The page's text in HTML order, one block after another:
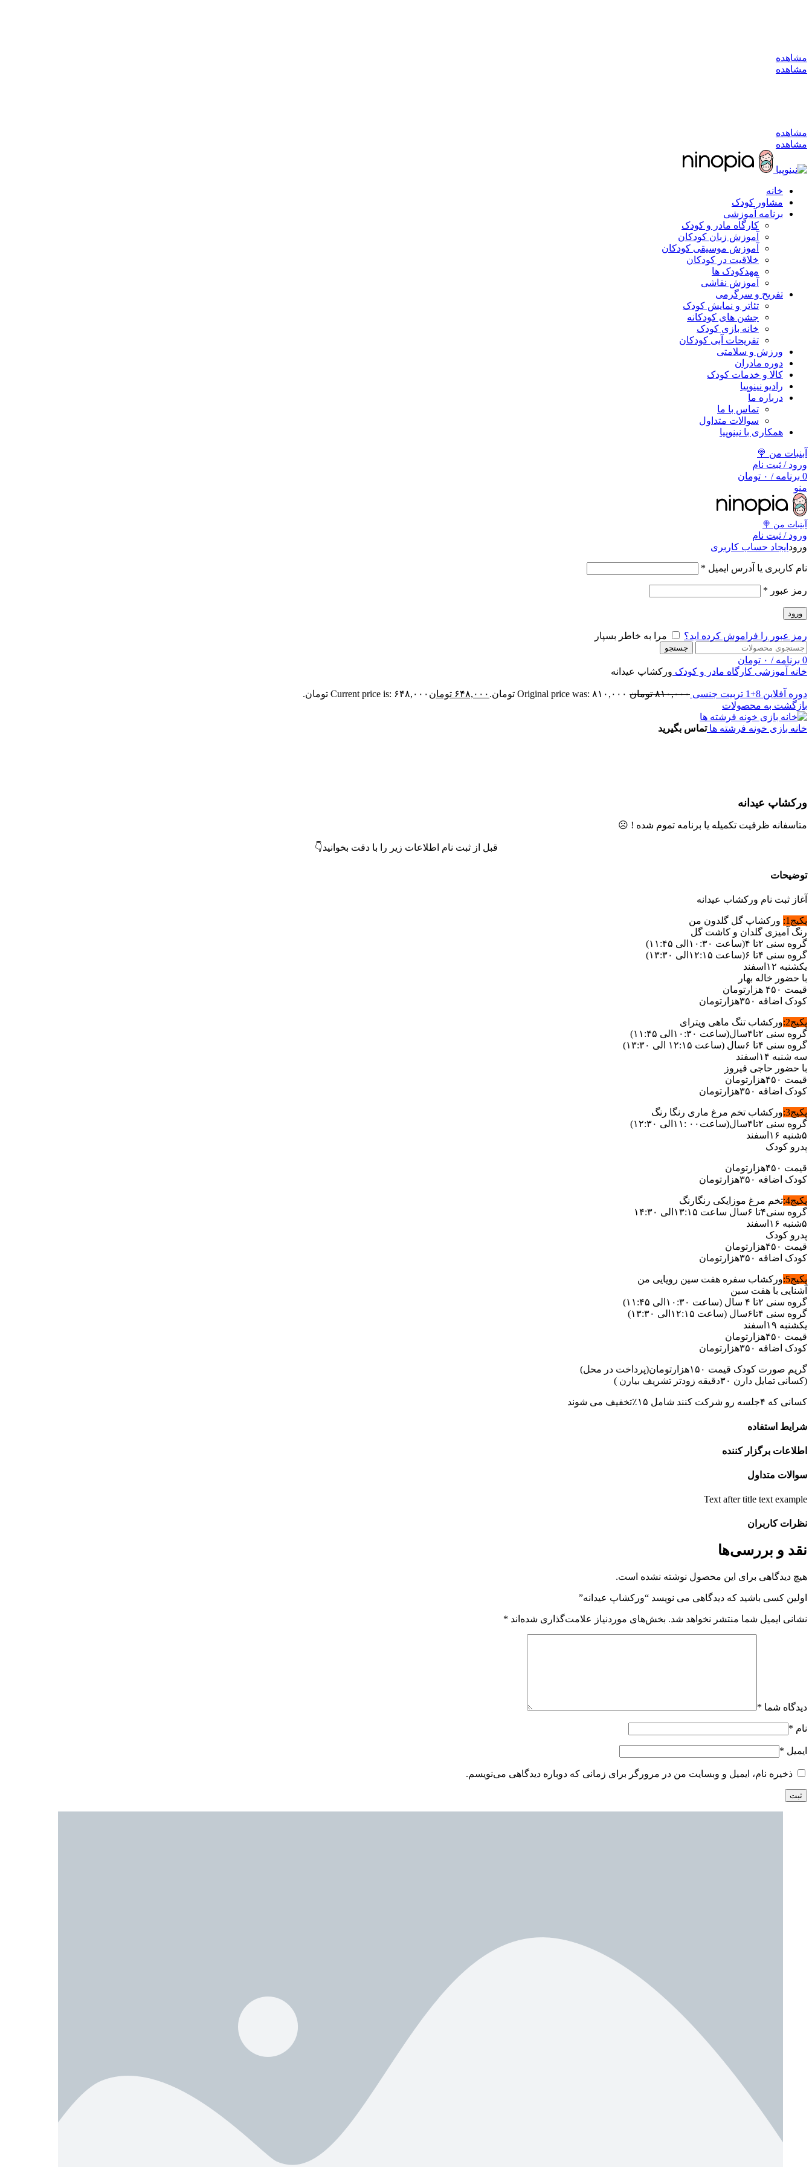
مشاهده
مشاهده
مشاهده
مشاهده
خانه
مشاور کودک
برنامه آموزشی
کارگاه مادر و کودک
آموزش زبان کودکان
آموزش موسیقی کودکان
خلاقیت در کودکان
مهد‌کودک ها
آموزش نقاشی
تفریح و سرگرمی
تئاتر و نمایش کودک
جشن های کودکانه
خانه بازی کودک
تفریحات آبی کودکان
ورزش و سلامتی
دوره مادران
کالا و خدمات کودک
رادیو نینوپیا
درباره ما
تماس با ما
سوالات متداول
همکاری با نینوپیا
آبنبات من 🍭
ورود / ثبت نام
0 برنامه / ۰ تومان
منو
آبنبات‌ من 🍭
ورود / ثبت نام
ورود ایجاد حساب کاربری
نام کاربری یا آدرس ایمیل *
رمز عبور *
ورود
رمز عبور را فراموش کرده اید؟ مرا به خاطر بسپار
جستجو
0 برنامه / ۰ تومان
خانه آموزشی کارگاه مادر و کودک ورکشاپ عیدانه
دوره آفلاین 8+1 تربیت جنسی ۸۱۰,۰۰۰ تومان Original price was: ۸۱۰,۰۰۰ تومان. ۶۴۸,۰۰۰ تومان Current price is: ۶۴۸,۰۰۰ تومان.
بازگشت به محصولات
خانه بازی خونه فرشته هاتماس بگیرید
ورکشاپ عیدانه
متاسفانه ظرفیت تکمیله یا برنامه تموم شده ! ☹️
قبل از ثبت نام اطلاعات زیر را با دقت بخوانید👇
توضیحات
آغاز ثبت نام ورکشاب عیدانه
پکیج1:
ورکشاپ گل گلدون من
رنگ آمیزی گلدان و کاشت گل
گروه سنی ۲تا ۴(ساعت ۱۰:۳۰الی ۱۱:۴۵)
گروه سنی ۴تا ۶(ساعت ۱۲:۱۵الی ۱۳:۳۰)
یکشنبه ۱۲اسفند
با حضور خاله بهار
قیمت ۴۵۰ هزارتومان
کودک اضافه ۳۵۰هزارتومان
پکیج2:
ورکشاب تنگ ماهی ویترای
گروه سنی ۲تا۴سال(ساعت ۱۰:۳۰الی ۱۱:۴۵)
گروه سنی ۴تا ۶سال (ساعت ۱۲:۱۵ الی ۱۳:۳۰)
سه شنبه ۱۴اسفند
با حضور حاجی فیروز
قیمت ۴۵۰هزارتومان
کودک اضافه ۳۵۰هزارتومان
پکیج3:
ورکشاب تخم مرغ ماری رنگا رنگ
گروه سنی ۲تا۴سال(ساعت۰۰ :۱۱الی ۱۲:۳۰)
۵شنبه ۱۶اسفند
پدرو کودک
قیمت ۴۵۰هزارتومان
کودک اضافه ۳۵۰هزارتومان
پکیج4:
تخم مرغ موزایکی رنگارنگ
گروه سنی۴تا ۶سال ساعت ۱۳:۱۵الی ۱۴:۳۰
۵شنبه ۱۶اسفند
پدرو کودک
قیمت ۴۵۰هزارتومان
کودک اضافه ۳۵۰هزارتومان
پکیج5:
ورکشاب سفره هفت سین رویایی من
آشنایی با هفت سین
گروه سنی ۲تا ۴ سال (ساعت ۱۰:۳۰الی ۱۱:۴۵)
گروه سنی ۴تا۶سال (ساعت ۱۲:۱۵الی ۱۳:۳۰)
یکشنبه ۱۹اسفند
قیمت ۴۵۰هزارتومان
کودک اضافه ۳۵۰هزارتومان
گریم صورت کودک قیمت ۱۵۰هزارتومان(پرداخت در محل)
(کسانی تمایل دارن ۳۰دقیقه زودتر تشریف بیارن )
کسانی که ۴جلسه رو شرکت کنند شامل ۱۵٪تخفیف می شوند
شرایط استفاده
اطلاعات برگزار کننده
سوالات متداول
Text after title text example
نظرات کاربران
نقد و بررسی‌ها
هیچ دیدگاهی برای این محصول نوشته نشده است.
اولین کسی باشید که دیدگاهی می نویسد “ورکشاپ عیدانه”
نشانی ایمیل شما منتشر نخواهد شد. بخش‌های موردنیاز علامت‌گذاری شده‌اند *
دیدگاه شما *
نام *
ایمیل *
ذخیره نام، ایمیل و وبسایت من در مرورگر برای زمانی که دوباره دیدگاهی می‌نویسم.